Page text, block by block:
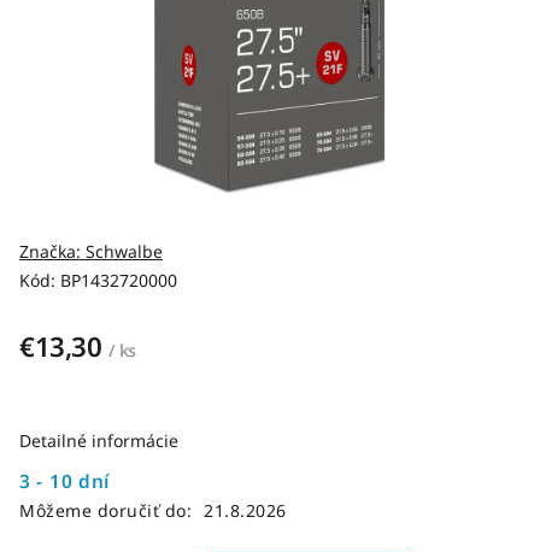
Kód: BP1432720000
Značka: Schwalbe
€13,30 / ks
3 - 10 dní
Môžeme doručiť do: 21.8.2026
Detailné informácie